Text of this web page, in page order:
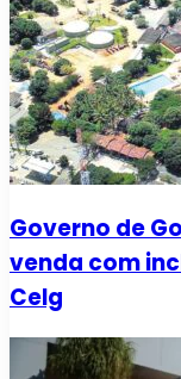
Governo de
venda com
Celg